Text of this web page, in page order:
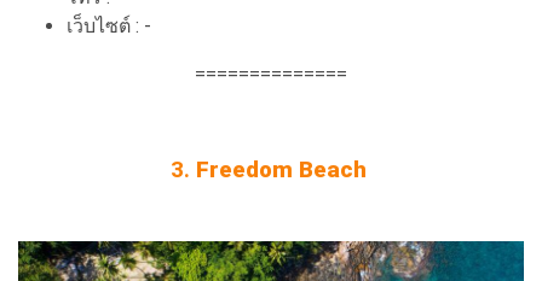
เว็บไซต์ : -
==============
3. Freedom Beach